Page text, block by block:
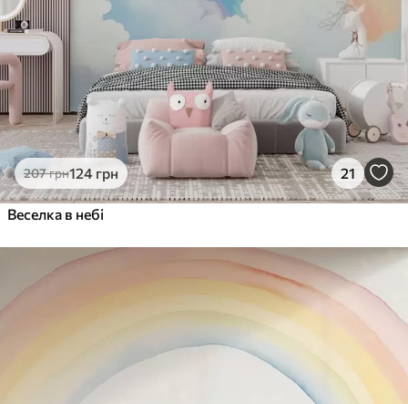
грн/м²
Peel and Stick
грн/м²
207грн124 грн 21
Веселка в небі